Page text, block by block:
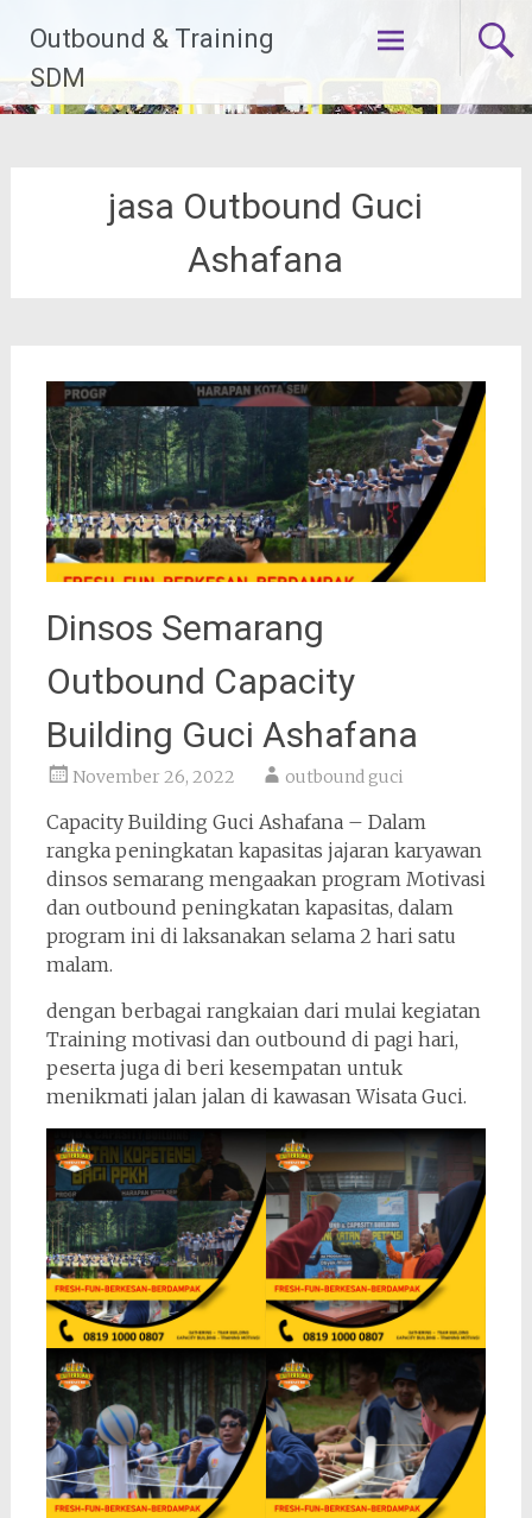
konten
Outbound & Training
SDM
jasa Outbound Guci
Ashafana
Dinsos Semarang
Outbound Capacity
Building Guci Ashafana
November 26, 2022 outbound guci
Capacity Building Guci Ashafana – Dalam
rangka peningkatan kapasitas jajaran karyawan
dinsos semarang mengaakan program Motivasi
dan outbound peningkatan kapasitas, dalam
program ini di laksanakan selama 2 hari satu
malam.
dengan berbagai rangkaian dari mulai kegiatan
Training motivasi dan outbound di pagi hari,
peserta juga di beri kesempatan untuk
menikmati jalan jalan di kawasan Wisata Guci.